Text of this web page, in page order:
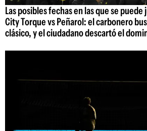
Las posibles fechas en las que se
City Torque vs Peñarol: el carbonero
clásico, y el ciudadano descartó el